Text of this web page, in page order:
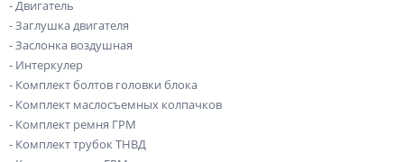
- Двигатель
- Заглушка двигателя
- Заслонка воздушная
- Интеркулер
- Комплект болтов головки блока
- Комплект маслосъемных колпачков
- Комплект ремня ГРМ
- Комплект трубок ТНВД